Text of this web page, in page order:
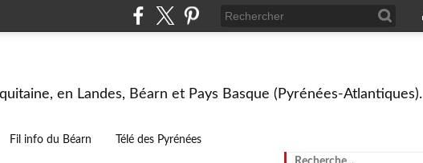
en Landes, Béarn et Pays Basque (Pyrénées-Atlantiques).
Fil info du Béarn Télé des Pyrénées